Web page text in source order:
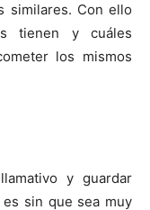
similares. Con ello
tienen y cuáles
los mismos
y guardar
sin que sea muy